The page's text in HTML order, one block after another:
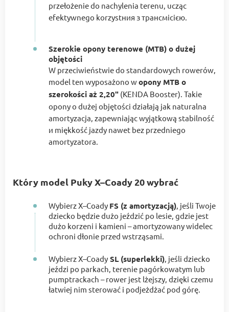
przełożenie do nachylenia terenu, ucząc
efektywnego korzystния з трансмісією.
Szerokie opony terenowe (MTB) o dużej
objętości
W przeciwieństwie do standardowych rowerów,
model ten wyposażono wopony MTB o
szerokości aż 2,20" (KENDA Booster). Takie
opony o dużej objętości działają jak naturalna
amortyzacja, zapewniając wyjątkową stabilność
и miękkość jazdy nawet bez przedniego
amortyzatora.
Który model Puky X–Coady 20 wybrać
Wybierz X–Coady FS (z amortyzacją), jeśli Twoje
dziecko będzie dużo jeździć po lesie, gdzie jest
dużo korzeni i kamieni – amortyzowany widelec
ochroni dłonie przed wstrząsami.
Wybierz X–Coady SL (superlekki), jeśli dziecko
jeździ po parkach, terenie pagórkowatym lub
pumptrackach – rower jest lżejszy, dzięki czemu
łatwiej nim sterować i podjeżdżać pod górę.